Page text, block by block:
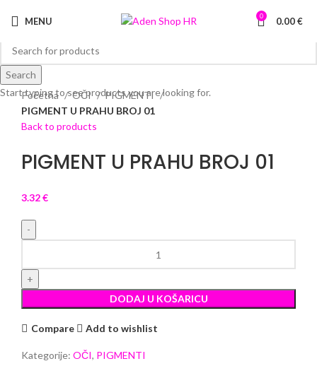
MENU 0 0.00€
Click to enlarge
Početna
OČI
PIGMENTI
PIGMENT U PRAHU BROJ 01
Back to products
PIGMENT U PRAHU BROJ 01
3.32€
DODAJ U KOŠARICU
Compare Add to wishlist
Kategorije: OČI, PIGMENTI
Search
Start typing to see products you are looking for.